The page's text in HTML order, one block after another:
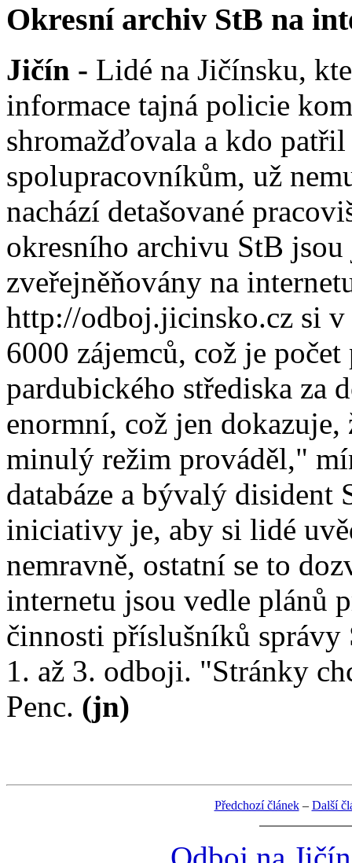
Okresní archiv StB na
Jičín - Lidé na Jičínsku,
informace tajná policie
shromažďovala a kdo
spolupracovníkům, už
nachází detašované
okresního archivu StB
zveřejněňovány na
http://odboj.jicinsko.cz si v
6000 zájemců, což je
pardubického střediska za
enormní, což jen
minulý režim prováděl,"
databáze a bývalý disident
iniciativy je, aby si lidé
nemravně, ostatní se to
internetu jsou vedle plánů
činnosti příslušníků správy
1. až 3. odboji. "Stránky
Penc. (jn)
Předchozí článek– Další